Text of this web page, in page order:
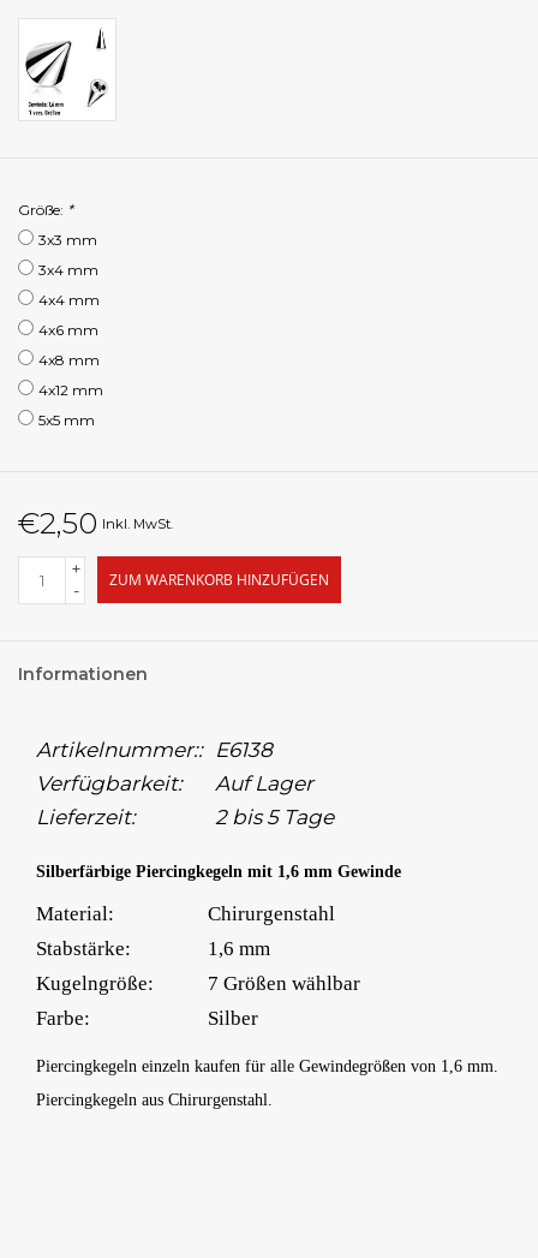
Größe: *
3x3 mm
3x4 mm
4x4 mm
4x6 mm
4x8 mm
4x12 mm
5x5 mm
€2,50 Inkl. MwSt.
+
-
ZUM WARENKORB HINZUFÜGEN
Informationen
Artikelnummer:: E6138
Verfügbarkeit:
Auf Lager
Lieferzeit:
2 bis 5 Tage
Silberfärbige Piercingkegeln mit 1,6 mm Gewinde
Material:
Chirurgenstahl
Stabstärke:
1,6 mm
Kugelngröße:
7 Größen wählbar
Farbe:
Silber
Piercingkegeln einzeln kaufen für alle Gewindegrößen von 1,6 mm.
Piercingkegeln aus Chirurgenstahl.